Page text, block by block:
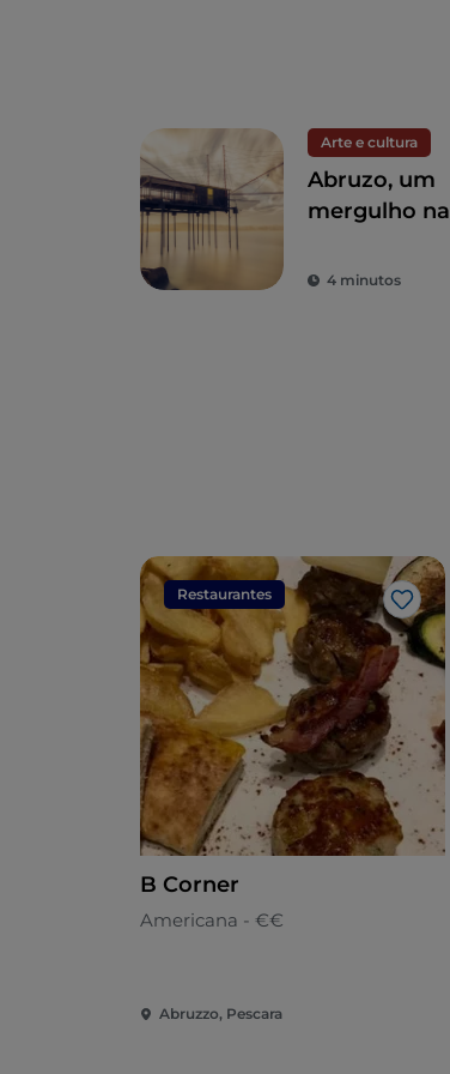
Arte e cultura
Abruzo, um
mergulho na
mar e as
4 minutos
Restaurantes
Gosto
B Corner
Americana - €€
Abruzzo, Pescara